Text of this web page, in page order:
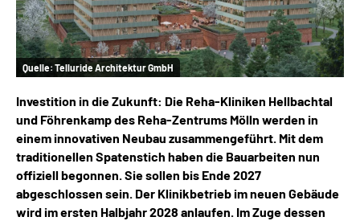
Mein Kundenportal
Quelle: Telluride Architektur GmbH
Investition in die Zukunft: Die Reha-Kliniken Hellbachtal
und Föhrenkamp des Reha-Zentrums Mölln werden in
einem innovativen Neubau zusammengeführt. Mit dem
traditionellen Spatenstich haben die Bauarbeiten nun
offiziell begonnen. Sie sollen bis Ende 2027
abgeschlossen sein. Der Klinikbetrieb im neuen Gebäude
wird im ersten Halbjahr 2028 anlaufen. Im Zuge dessen